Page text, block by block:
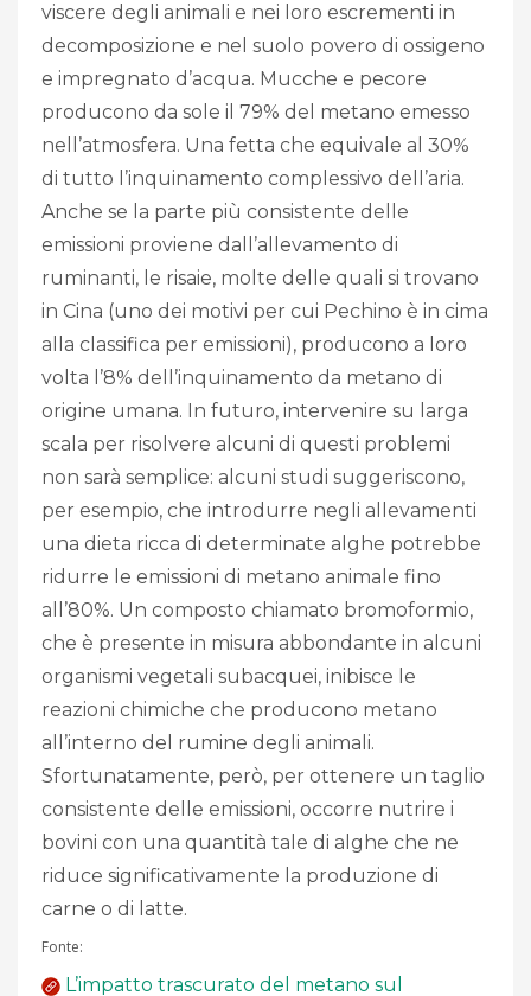
viscere degli animali e nei loro escrementi in
decomposizione e nel suolo povero di ossigeno
e impregnato d’acqua. Mucche e pecore
producono da sole il 79% del metano emesso
nell’atmosfera. Una fetta che equivale al 30%
di tutto l’inquinamento complessivo dell’aria.
Anche se la parte più consistente delle
emissioni proviene dall’allevamento di
ruminanti, le risaie, molte delle quali si trovano
in Cina (uno dei motivi per cui Pechino è in cima
alla classifica per emissioni), producono a loro
volta l’8% dell’inquinamento da metano di
origine umana. In futuro, intervenire su larga
scala per risolvere alcuni di questi problemi
non sarà semplice: alcuni studi suggeriscono,
per esempio, che introdurre negli allevamenti
una dieta ricca di determinate alghe potrebbe
ridurre le emissioni di metano animale fino
all’80%. Un composto chiamato bromoformio,
che è presente in misura abbondante in alcuni
organismi vegetali subacquei, inibisce le
reazioni chimiche che producono metano
all’interno del rumine degli animali.
Sfortunatamente, però, per ottenere un taglio
consistente delle emissioni, occorre nutrire i
bovini con una quantità tale di alghe che ne
riduce significativamente la produzione di
carne o di latte.
Fonte:
L’impatto trascurato del metano sul